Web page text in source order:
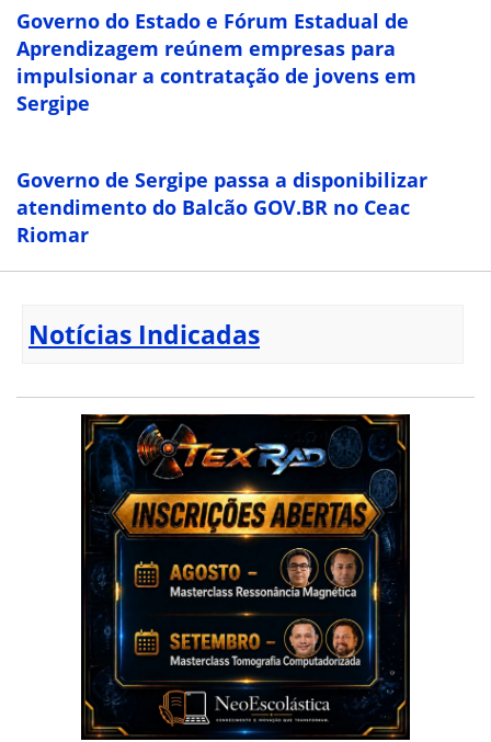
Governo do Estado e Fórum Estadual de
Aprendizagem reúnem empresas para
impulsionar a contratação de jovens em
Sergipe
Governo de Sergipe passa a disponibilizar
atendimento do Balcão GOV.BR no Ceac
Riomar
Notícias Indicadas